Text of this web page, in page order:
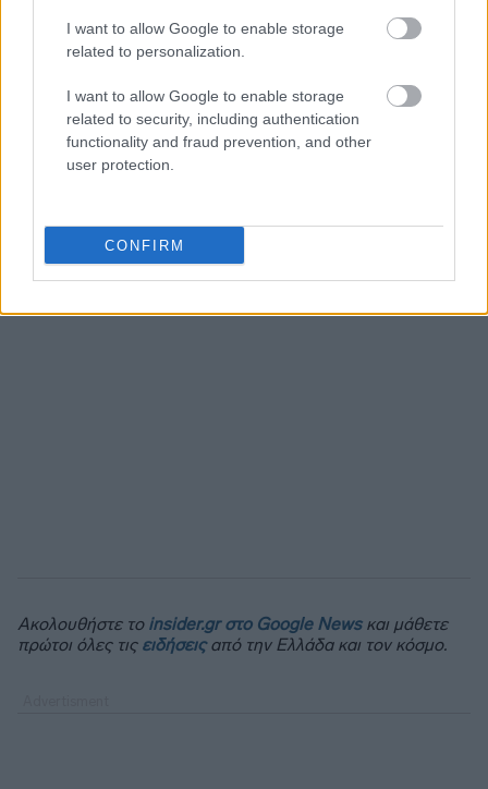
I want to allow Google to enable storage
related to personalization.
I want to allow Google to enable storage
related to security, including authentication
functionality and fraud prevention, and other
user protection.
CONFIRM
Ακολουθήστε το insider.gr στο Google Newsκαι μάθετε
πρώτοι όλες τις ειδήσειςαπό την Ελλάδα και τον κόσμο.